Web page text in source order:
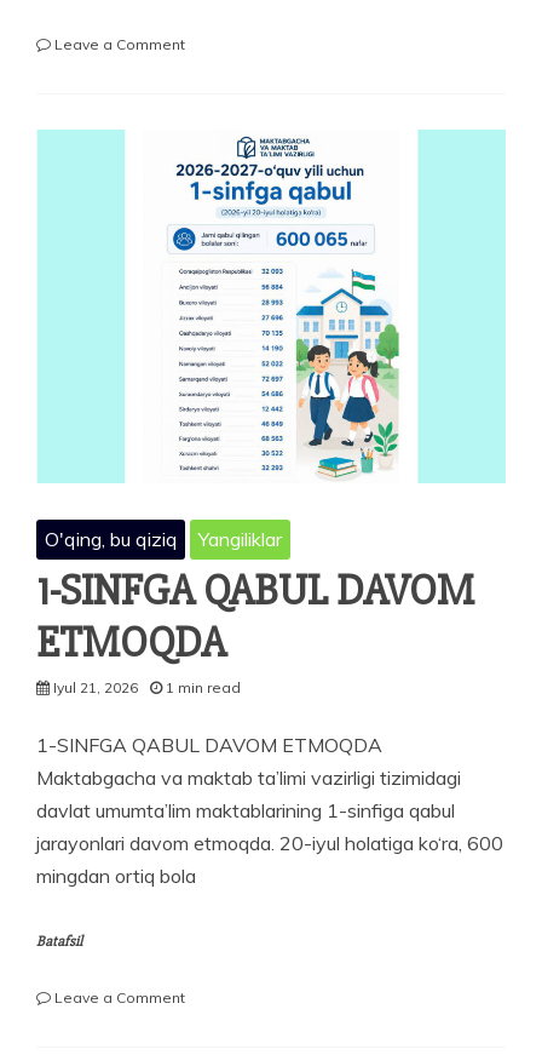
Leave a Commenton
TRENINGI
–
YANGI
O‘QUV
YILI
USTOZLAR
UCHUN
ILHOM,
TAJRIBA
VA
MOTIVATSIYA
MAYDONIGA
AYLANDI
O'qing, bu qiziq Yangiliklar
1-SINFGA QABUL DAVOM
ETMOQDA
Iyul 21, 2026 1 min read
1-SINFGA QABUL DAVOM ETMOQDA
Maktabgacha va maktab ta’limi vazirligi tizimidagi
davlat umumta’lim maktablarining 1-sinfiga qabul
jarayonlari davom etmoqda. 20-iyul holatiga ko‘ra, 600
mingdan ortiq bola
Batafsil
Leave a Commenton